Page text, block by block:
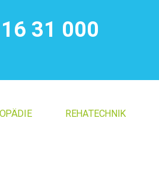
31 000
REHATECHNIK